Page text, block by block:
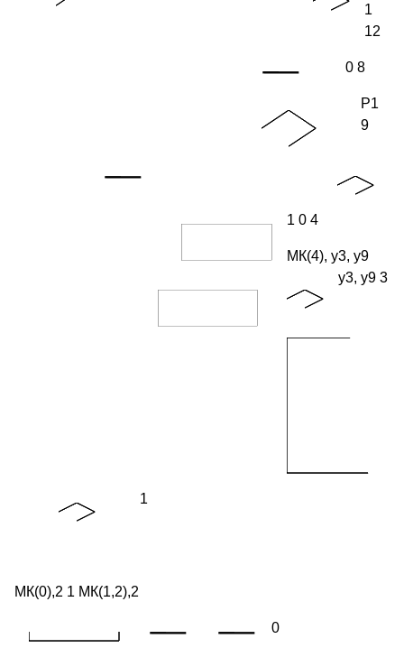
1
12
0 8
P1
9
1 0 4
МК(4), y3, y9
y3, y9 3
1
МК(0),2 1 МК(1,2),2
0